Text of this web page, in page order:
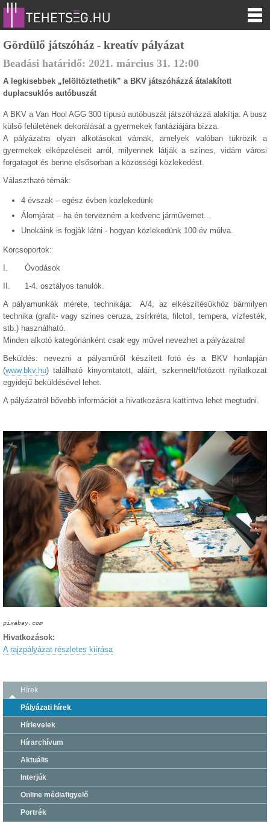
Gördülő játszóház - kreatív pályázat
Beadási határidő: 2021. március 31. 12:00
A legkisebbek „felöltöztethetik” a BKV játszóházzá átalakított
duplacsuklós autóbuszát
A BKV a Van Hool AGG 300 típusú autóbuszát játszóházzá alakítja. A busz
külső felületének dekorálását a gyermekek fantáziájára bízza.
A pályázatra olyan alkotásokat várnak,amelyek valóban tükrözik a
gyermekek elképzeléseit arról, milyennek látják a színes, vidám városi
forgatagot és benne elsősorban a közösségi közlekedést.
Választható témák:
4 évszak – egész évben közlekedünk
Álomjárat – ha én tervezném a kedvenc járművemet...
Unokáink is fogják látni - hogyan közlekedünk 100 év múlva.
Korcsoportok:
I. Óvodások
II. 1-4. osztályos tanulók.
A pályamunkák mérete, technikája: A/4, az elkészítésükhöz bármilyen
technika (grafit- vagy színes ceruza, zsírkréta, filctoll, tempera, vízfesték,
stb.) használható.
Minden alkotó kategóriánként csak egy művel nevezhet a pályázatra!
Beküldés: nevezni a pályaműről készített fotó és a BKV honlapján
(www.bkv.hu) található kinyomtatott, aláírt, szkennelt/fotózott nyilatkozat
egyidejű beküldésével lehet.
A pályázatról bővebb információt a hivatkozásra kattintva lehet megtudni.
pixabay.com
Hivatkozások:
A rajzpályázat részletes kiírása
Hírek
Pályázati hírek
Hírlevelek
Hírarchívum
Aktuális
Interjúk
Online médiafigyelő
Portrék